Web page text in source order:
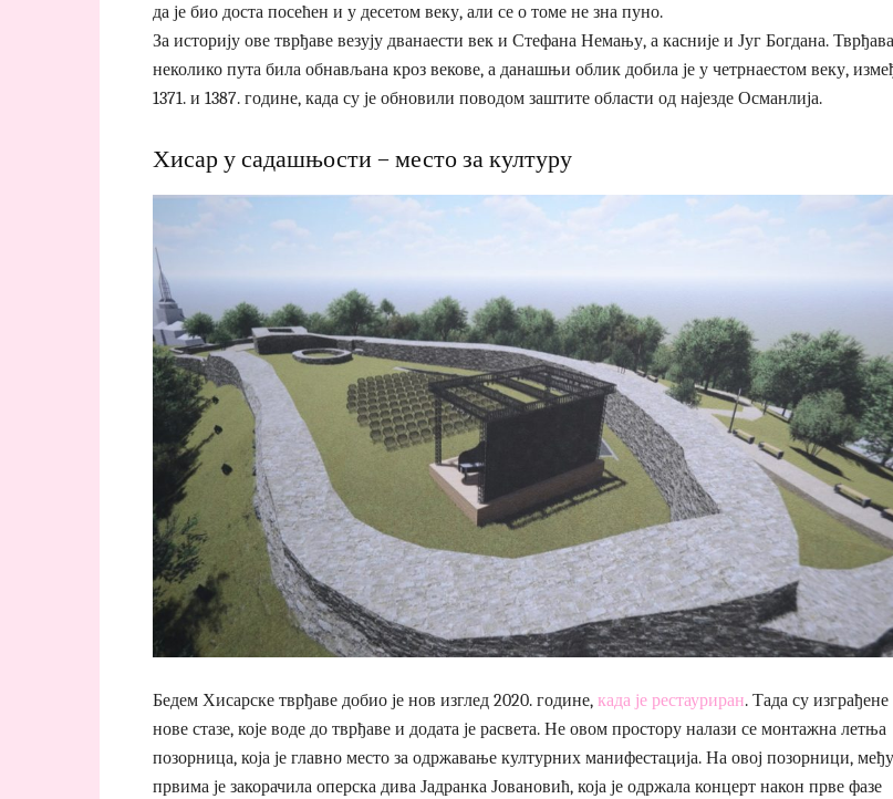
да је био доста посећен и у десетом веку, али се о томе не зна пуно.
За историју ове тврђаве везују дванаести век и Стефана Немању, а касније и Југ Богдана. Тврђава
неколико пута била обнављана кроз векове, а данашњи облик добила је у четрнаестом веку,
1371. и 1387. године, када су је обновили поводом заштите области од најезде Османлија.
Хисар у садашњости – место за културу
Бедем Хисарске тврђаве добио је нов изглед 2020. године, када је рестауриран. Тада су изграђене
нове стазе, које воде до тврђаве и додата је расвета. Не овом простору налази се монтажна летња
позорница, која је главно место за одржавање културних манифестација. На овој позорници, међу
првима је закорачила оперска дива Јадранка Јовановић, која је одржала концерт након прве фазе